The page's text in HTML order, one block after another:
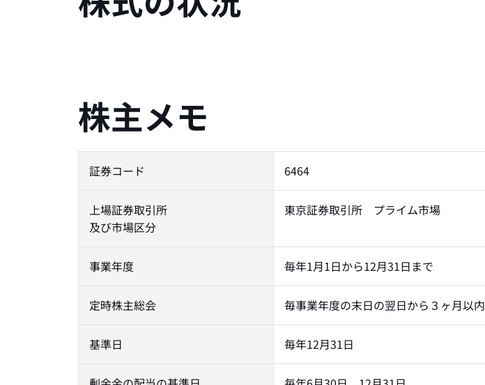
株主メモ
証券コード 6464
上場証券取引所
及び市場区分
東京証券取引所 プライム市場
事業年度 毎年1月1日から12月31日まで
定時株主総会 毎事業年度の末日の翌日から３ヶ月以内
基準日 毎年12月31日